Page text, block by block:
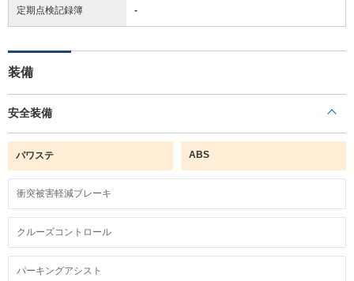
定期点検記録簿 -
装備
安全装備
パワステ ABS
衝突被害軽減ブレーキ
クルーズコントロール
パーキングアシスト